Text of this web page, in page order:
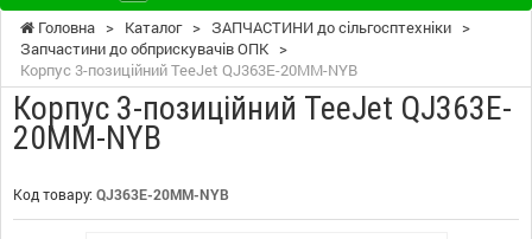
Головна > Каталог > ЗАПЧАСТИНИ до сільгосптехніки >
Запчастини до обприскувачів ОПК >
Корпус 3-позиційний TeeJet QJ363E-20MM-NYB
Корпус 3-позиційний TeeJet QJ363E-
20MM-NYB
Код товару: QJ363E-20MM-NYB